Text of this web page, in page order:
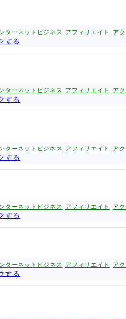
ターネットビジネス アフィリエイト ア
する
ターネットビジネス アフィリエイト ア
する
ターネットビジネス アフィリエイト ア
する
ターネットビジネス アフィリエイト ア
する
ターネットビジネス アフィリエイト ア
する